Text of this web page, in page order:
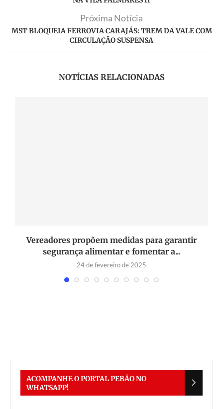
Próxima Notícia
MST BLOQUEIA FERROVIA CARAJÁS: TREM DA VALE COM
CIRCULAÇÃO SUSPENSA
NOTÍCIAS RELACIONADAS
Vereadores propõem medidas para garantir
segurança alimentar e fomentar a...
24 de fevereiro de 2025
ACOMPANHE O PORTAL PEBÃO NO
WHATSAPP!